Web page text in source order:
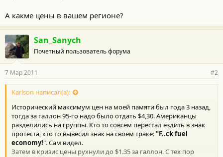
А какме цены в вашем регионе?
San_Sanych
Почетный пользователь форума
7 Мар 2011 #2
Karlson написал(а):
Исторический максимум цен на моей памяти был года 3 назад,
тогда за галлон 95-го надо было отдать $4,30. Американцы
разделились на группы. Кто то совсем перестал ездить в знак
протеста, кто то вывесил знак на своем траке:"F..ck fuel
economy!". Сам видел.
Затем в кризис цены рухнули до $1.35 за галлон. С тех пор